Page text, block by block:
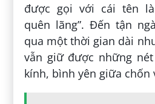
được gọi với cái tên
quên lãng”. Đến tận
qua một thời gian dài
vẫn giữ được những
kính, bình yên giữa chốn